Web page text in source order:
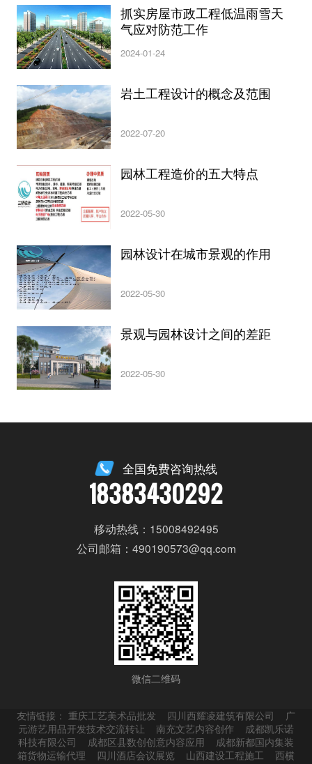
抓实房屋市政工程低温雨雪天
气应对防范工作
2024-01-24
岩土工程设计的概念及范围
2022-07-20
园林工程造价的五大特点
2022-05-30
园林设计在城市景观的作用
2022-05-30
景观与园林设计之间的差距
2022-05-30
全国免费咨询热线
18383430292
移动热线：15008492495
公司邮箱：490190573@qq.com
微信二维码
友情链接：重庆工艺美术品批发 四川西耀凌建筑有限公司
广
元游艺用品开发技术交流转让
南充文艺内容创作
成都凯乐诺
科技有限公司
成都区县数创创意内容应用
成都新都国内集装
箱货物运输代理
四川酒店会议展览 山西建设工程施工
西横